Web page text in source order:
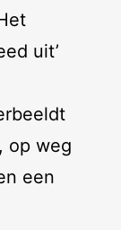
uit’
op weg
een